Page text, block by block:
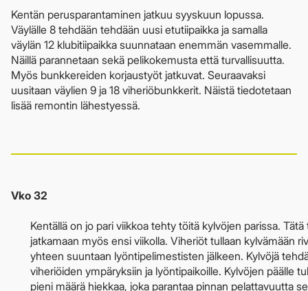
Kentän perusparantaminen jatkuu syyskuun lopussa.
Väylälle 8 tehdään tehdään uusi etutiipaikka ja samalla
väylän 12 klubitiipaikka suunnataan enemmän vasemmalle.
Näillä parannetaan sekä pelikokemusta että turvallisuutta.
Myös bunkkereiden korjaustyöt jatkuvat. Seuraavaksi
uusitaan väylien 9 ja 18 viheriöbunkkerit. Näistä tiedotetaan
lisää remontin lähestyessä.
Vko 32
Kentällä on jo pari viikkoa tehty töitä kylvöjen parissa.
jatkamaan myös ensi viikolla. Viheriöt tullaan kylvämään
yhteen suuntaan lyöntipelimestisten jälkeen. Kylvöjä
viheriöiden ympäryksiin ja lyöntipaikoille. Kylvöjen päälle
pieni määrä hiekkaa, joka parantaa pinnan pelattavuutta